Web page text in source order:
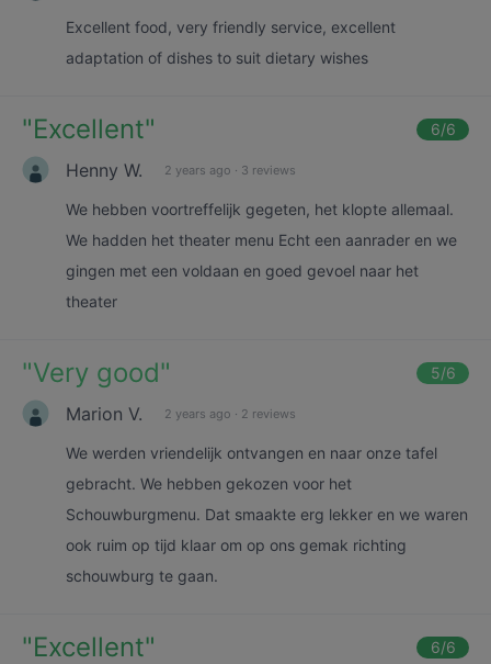
Excellent food, very friendly service, excellent
adaptation of dishes to suit dietary wishes
"Excellent" 6/6
Henny W. 2 years ago · 3 reviews
We hebben voortreffelijk gegeten, het klopte allemaal.
We hadden het theater menu Echt een aanrader en we
gingen met een voldaan en goed gevoel naar het
theater
"Very good" 5/6
Marion V. 2 years ago · 2 reviews
We werden vriendelijk ontvangen en naar onze tafel
gebracht. We hebben gekozen voor het
Schouwburgmenu. Dat smaakte erg lekker en we waren
ook ruim op tijd klaar om op ons gemak richting
schouwburg te gaan.
"Excellent" 6/6